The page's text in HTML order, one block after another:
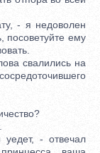
- я недоволен
посоветуйте ему
свалились на
- отвечал